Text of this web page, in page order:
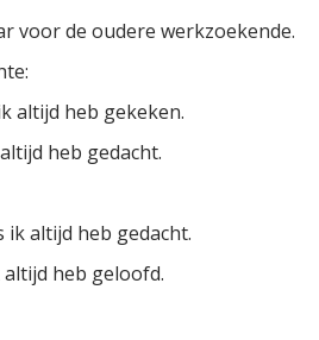
voor de oudere werkzoekende.
altijd heb gekeken.
heb gedacht.
ik altijd heb gedacht.
heb geloofd.